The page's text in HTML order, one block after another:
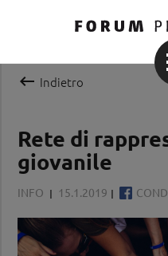
 Indietro
Rete di
giovanile
INFO 15.1.2019